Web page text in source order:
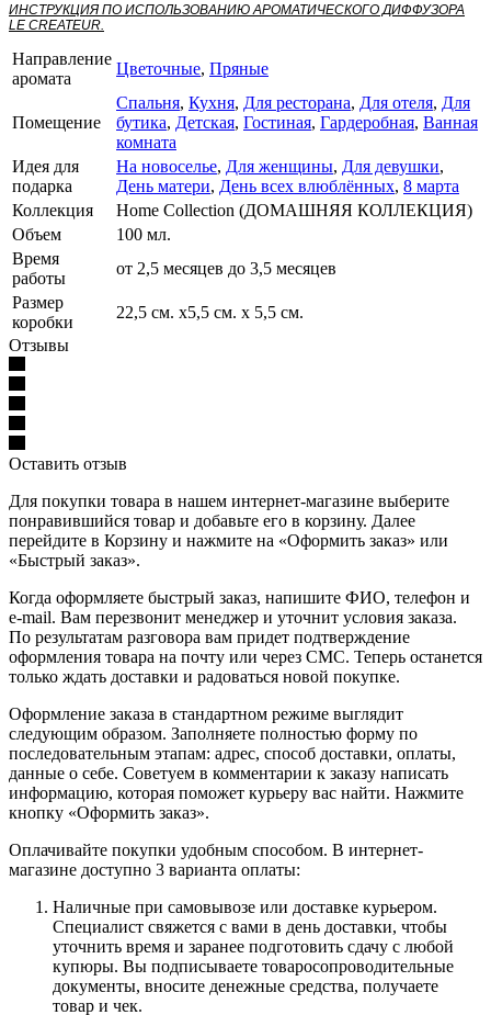
ИНСТРУКЦИЯ ПО ИСПОЛЬЗОВАНИЮ АРОМАТИЧЕСКОГО ДИФФУЗОРА
LE CREATEUR.
Направление
аромата
Цветочные, Пряные
Помещение
Спальня, Кухня, Для ресторана, Для отеля, Для
бутика, Детская, Гостиная, Гардеробная, Ванная
комната
Идея для
подарка
На новоселье, Для женщины, Для девушки,
День матери, День всех влюблённых, 8 марта
Коллекция
Home Collection (ДОМАШНЯЯ КОЛЛЕКЦИЯ)
Объем
100 мл.
Время
работы
от 2,5 месяцев до 3,5 месяцев
Размер
коробки
22,5 см. х5,5 см. х 5,5 см.
Отзывы
Оставить отзыв
Для покупки товара в нашем интернет-магазине выберите
понравившийся товар и добавьте его в корзину. Далее
перейдите в Корзину и нажмите на «Оформить заказ» или
«Быстрый заказ».
Когда оформляете быстрый заказ, напишите ФИО, телефон и
e-mail. Вам перезвонит менеджер и уточнит условия заказа.
По результатам разговора вам придет подтверждение
оформления товара на почту или через СМС. Теперь останется
только ждать доставки и радоваться новой покупке.
Оформление заказа в стандартном режиме выглядит
следующим образом. Заполняете полностью форму по
последовательным этапам: адрес, способ доставки, оплаты,
данные о себе. Советуем в комментарии к заказу написать
информацию, которая поможет курьеру вас найти. Нажмите
кнопку «Оформить заказ».
Оплачивайте покупки удобным способом. В интернет-
магазине доступно 3 варианта оплаты:
Наличные при самовывозе или доставке курьером.
Специалист свяжется с вами в день доставки, чтобы
уточнить время и заранее подготовить сдачу с любой
купюры. Вы подписываете товаросопроводительные
документы, вносите денежные средства, получаете
товар и чек.